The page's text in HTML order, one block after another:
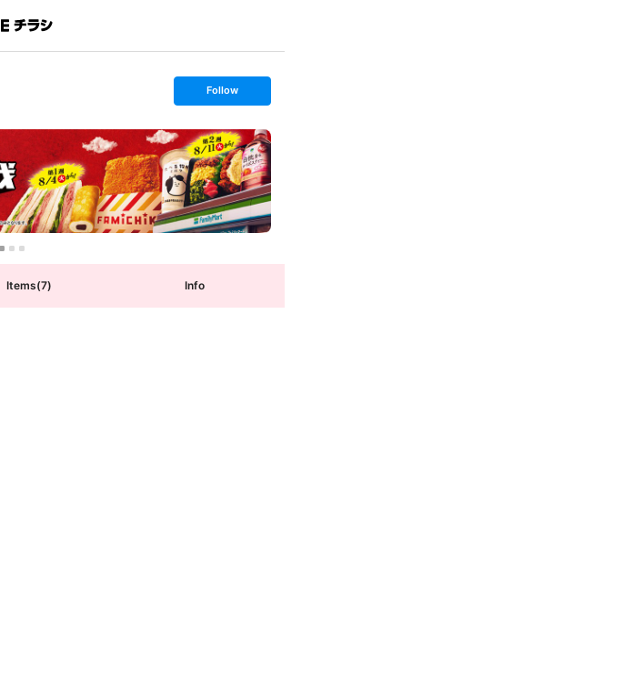
s
t
o
l
l
o
w
Follow
Items(7) Info